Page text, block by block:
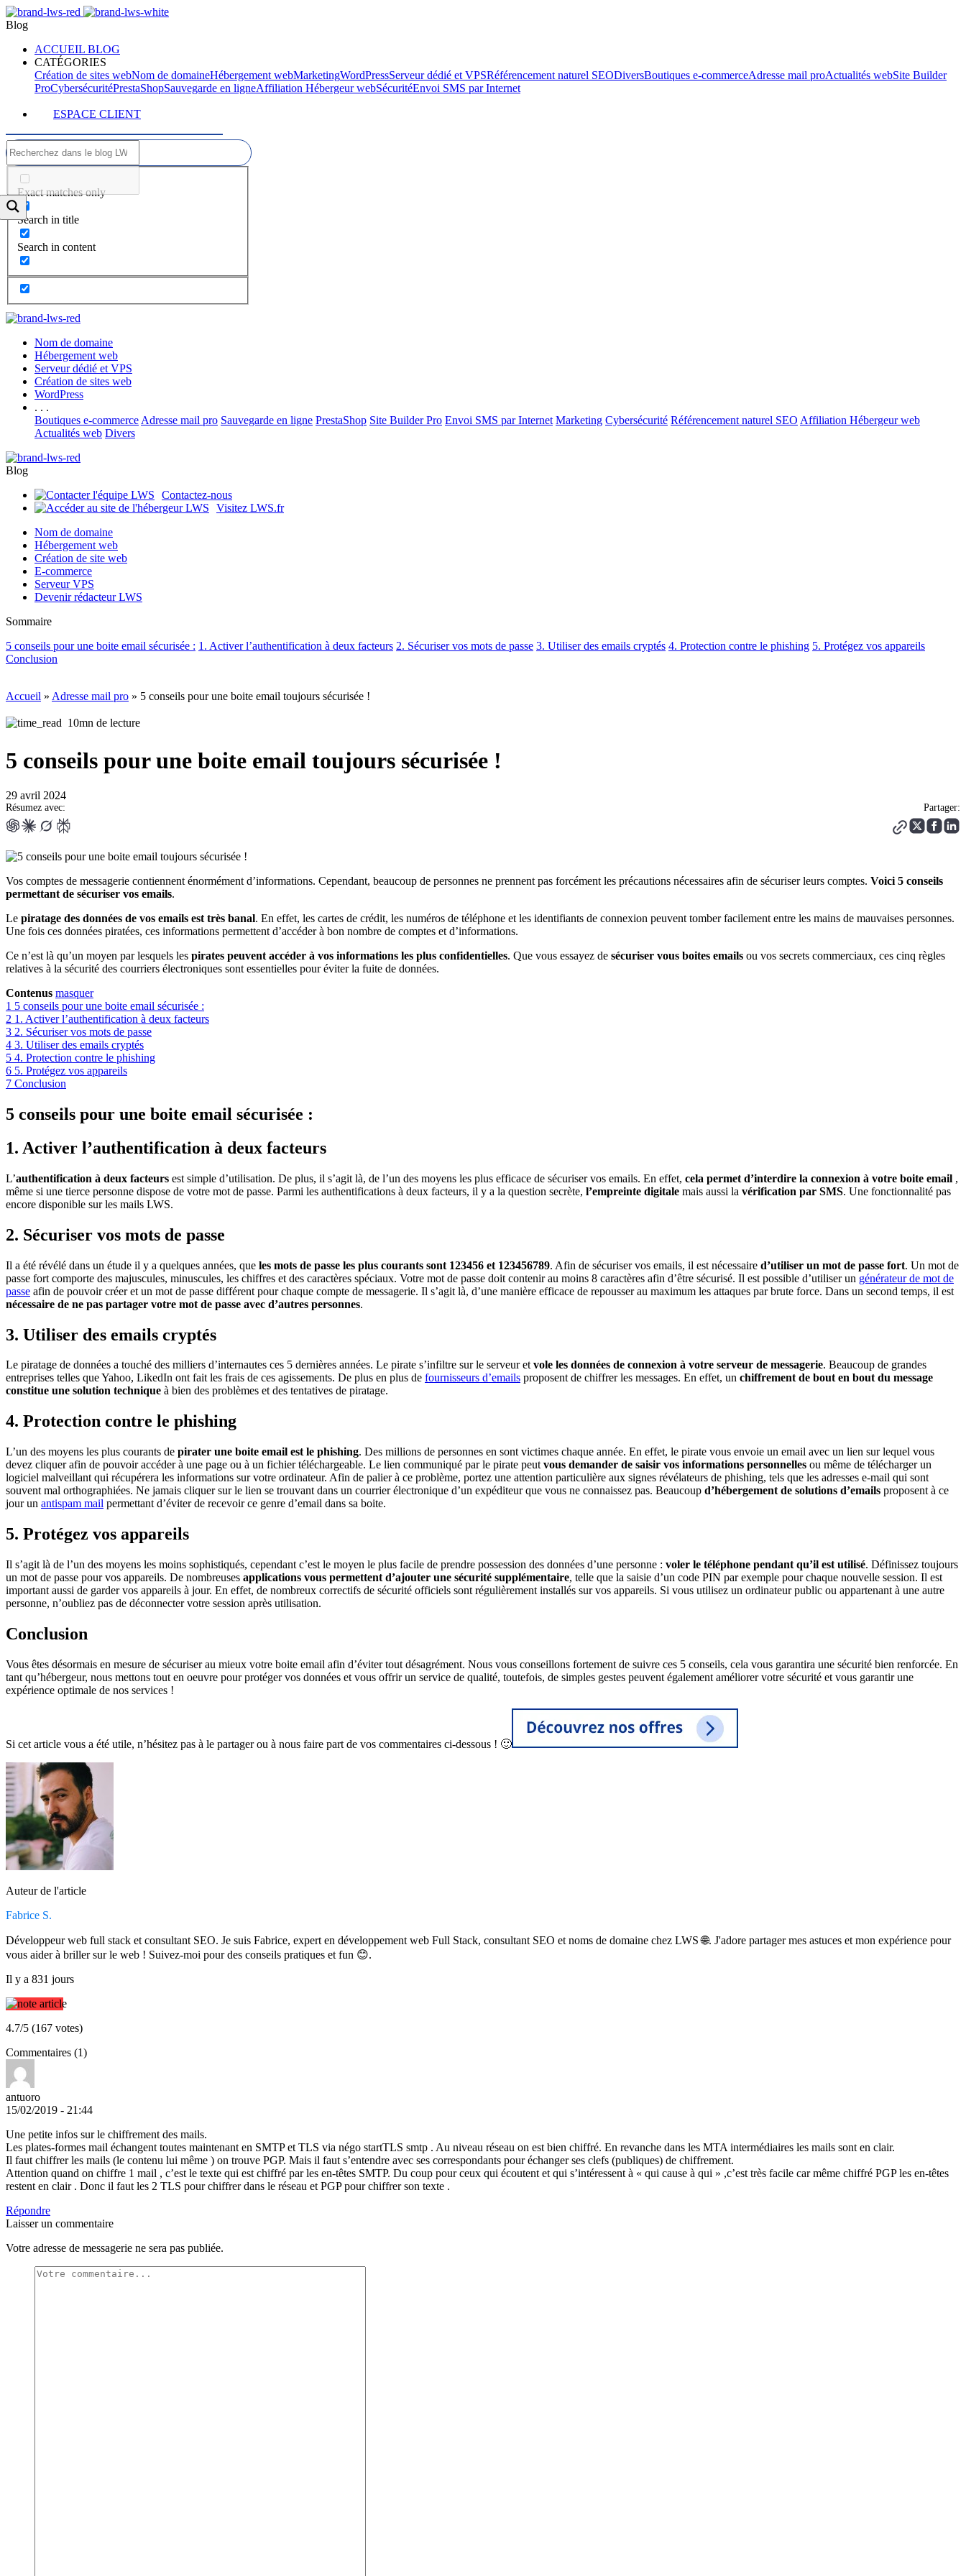
Blog
ACCUEIL BLOG
CATÉGORIES
Création de sites webNom de domaineHébergement webMarketingWordPressServeur dédié et VPSRéférencement naturel SEODiversBoutiques e-commerceAdresse mail proActualités webSite Builder
ProCybersécuritéPrestaShopSauvegarde en ligneAffiliation Hébergeur webSécuritéEnvoi SMS par Internet
ESPACE CLIENT
Exact matches only
Search in title
Search in content
Nom de domaine
Hébergement web
Serveur dédié et VPS
Création de sites web
WordPress
. . .
Boutiques e-commerce Adresse mail pro Sauvegarde en ligne PrestaShop Site Builder Pro Envoi SMS par Internet Marketing Cybersécurité Référencement naturel SEO Affiliation Hébergeur web
Actualités web Divers
Blog
Contactez-nous
Visitez LWS.fr
Nom de domaine
Hébergement web
Création de site web
E-commerce
Serveur VPS
Devenir rédacteur LWS
Sommaire
5 conseils pour une boite email sécurisée : 1. Activer l’authentification à deux facteurs 2. Sécuriser vos mots de passe 3. Utiliser des emails cryptés 4. Protection contre le phishing 5. Protégez vos appareils
Conclusion
Accueil » Adresse mail pro » 5 conseils pour une boite email toujours sécurisée !
10mn de lecture
5 conseils pour une boite email toujours sécurisée !
29 avril 2024
Résumez avec: Partager:
Vos comptes de messagerie contiennent énormément d’informations. Cependant, beaucoup de personnes ne prennent pas forcément les précautions nécessaires afin de sécuriser leurs comptes. Voici 5 conseils
permettant de sécuriser vos emails.
Le piratage des données de vos emails est très banal. En effet, les cartes de crédit, les numéros de téléphone et les identifiants de connexion peuvent tomber facilement entre les mains de mauvaises personnes.
Une fois ces données piratées, ces informations permettent d’accéder à bon nombre de comptes et d’informations.
Ce n’est là qu’un moyen par lesquels les pirates peuvent accéder à vos informations les plus confidentielles. Que vous essayez de sécuriser vous boites emails ou vos secrets commerciaux, ces cinq règles
relatives à la sécurité des courriers électroniques sont essentielles pour éviter la fuite de données.
Contenus masquer
1 5 conseils pour une boite email sécurisée :
2 1. Activer l’authentification à deux facteurs
3 2. Sécuriser vos mots de passe
4 3. Utiliser des emails cryptés
5 4. Protection contre le phishing
6 5. Protégez vos appareils
7 Conclusion
5 conseils pour une boite email sécurisée :
1. Activer l’authentification à deux facteurs
L’authentification à deux facteurs est simple d’utilisation. De plus, il s’agit là, de l’un des moyens les plus efficace de sécuriser vos emails. En effet, cela permet d’interdire la connexion à votre boite email ,
même si une tierce personne dispose de votre mot de passe. Parmi les authentifications à deux facteurs, il y a la question secrète, l’empreinte digitale mais aussi la vérification par SMS. Une fonctionnalité pas
encore disponible sur les mails LWS.
2. Sécuriser vos mots de passe
Il a été révélé dans un étude il y a quelques années, que les mots de passe les plus courants sont 123456 et 123456789. Afin de sécuriser vos emails, il est nécessaire d’utiliser un mot de passe fort. Un mot de
passe fort comporte des majuscules, minuscules, les chiffres et des caractères spéciaux. Votre mot de passe doit contenir au moins 8 caractères afin d’être sécurisé. Il est possible d’utiliser un générateur de mot de
passe afin de pouvoir créer et un mot de passe différent pour chaque compte de messagerie. Il s’agit là, d’une manière efficace de repousser au maximum les attaques par brute force. Dans un second temps, il est
nécessaire de ne pas partager votre mot de passe avec d’autres personnes.
3. Utiliser des emails cryptés
Le piratage de données a touché des milliers d’internautes ces 5 dernières années. Le pirate s’infiltre sur le serveur etvole les données de connexion à votre serveur de messagerie. Beaucoup de grandes
entreprises telles que Yahoo, LikedIn ont fait les frais de ces agissements. De plus en plus de fournisseurs d’emails proposent de chiffrer les messages. En effet, un chiffrement de bout en bout du message
constitue une solution technique à bien des problèmes et des tentatives de piratage.
4. Protection contre le phishing
L’un des moyens les plus courants de pirater une boite email est le phishing. Des millions de personnes en sont victimes chaque année. En effet, le pirate vous envoie un email avec un lien sur lequel vous
devez cliquer afin de pouvoir accéder à une page ou à un fichier téléchargeable. Le lien communiqué par le pirate peut vous demander de saisir vos informations personnelles ou même de télécharger un
logiciel malveillant qui récupérera les informations sur votre ordinateur. Afin de palier à ce problème, portez une attention particulière aux signes révélateurs de phishing, tels que les adresses e-mail qui sont
souvent mal orthographiées. Ne jamais cliquer sur le lien se trouvant dans un courrier électronique d’un expéditeur que vous ne connaissez pas. Beaucoup d’hébergement de solutions d’emails proposent à ce
jour un antispam mail permettant d’éviter de recevoir ce genre d’email dans sa boite.
5. Protégez vos appareils
Il s’agit là de l’un des moyens les moins sophistiqués, cependant c’est le moyen le plus facile de prendre possession des données d’une personne : voler le téléphone pendant qu’il est utilisé. Définissez toujours
un mot de passe pour vos appareils. De nombreuses applications vous permettent d’ajouter une sécurité supplémentaire, telle que la saisie d’un code PIN par exemple pour chaque nouvelle session. Il est
important aussi de garder vos appareils à jour. En effet, de nombreux correctifs de sécurité officiels sont régulièrement installés sur vos appareils. Si vous utilisez un ordinateur public ou appartenant à une autre
personne, n’oubliez pas de déconnecter votre session après utilisation.
Conclusion
Vous êtes désormais en mesure de sécuriser au mieux votre boite email afin d’éviter tout désagrément. Nous vous conseillons fortement de suivre ces 5 conseils, cela vous garantira une sécurité bien renforcée. En
tant qu’hébergeur, nous mettons tout en oeuvre pour protéger vos données et vous offrir un service de qualité, toutefois, de simples gestes peuvent également améliorer votre sécurité et vous garantir une
expérience optimale de nos services !
Si cet article vous a été utile, n’hésitez pas à le partager ou à nous faire part de vos commentaires ci-dessous ! 🙂
Auteur de l'article
Fabrice S.
Développeur web full stack et consultant SEO. Je suis Fabrice, expert en développement web Full Stack, consultant SEO et noms de domaine chez LWS 🌐. J'adore partager mes astuces et mon expérience pour
vous aider à briller sur le web ! Suivez-moi pour des conseils pratiques et fun 😊.
Il y a 831 jours
4.7/5 (167 votes)
Commentaires (1)
antuoro
15/02/2019 - 21:44
Une petite infos sur le chiffrement des mails.
Les plates-formes mail échangent toutes maintenant en SMTP et TLS via négo startTLS smtp . Au niveau réseau on est bien chiffré. En revanche dans les MTA intermédiaires les mails sont en clair.
Il faut chiffrer les mails (le contenu lui même ) on trouve PGP. Mais il faut s’entendre avec ses correspondants pour échanger ses clefs (publiques) de chiffrement.
Attention quand on chiffre 1 mail , c’est le texte qui est chiffré par les en-têtes SMTP. Du coup pour ceux qui écoutent et qui s’intéressent à « qui cause à qui » ,c’est très facile car même chiffré PGP les en-têtes
restent en clair . Donc il faut les 2 TLS pour chiffrer dans le réseau et PGP pour chiffrer son texte .
Répondre
Laisser un commentaire
Votre adresse de messagerie ne sera pas publiée.